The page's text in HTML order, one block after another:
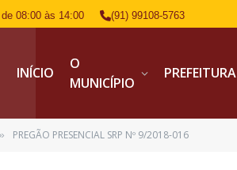
08:00 às 14:00 (91) 99108-5763
INÍCIO
O
MUNICÍPIO
PREFEITURA
» PREGÃO PRESENCIAL SRP Nº 9/2018-016